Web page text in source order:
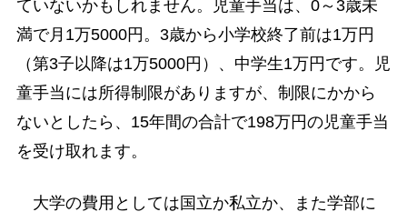
ていないかもしれません。児童手当は、0～3歳未
満で月1万5000円。3歳から小学校終了前は1万円
（第3子以降は1万5000円）、中学生1万円です。児
童手当には所得制限がありますが、制限にかから
ないとしたら、15年間の合計で198万円の児童手当
を受け取れます。
大学の費用としては国立か私立か、また学部に